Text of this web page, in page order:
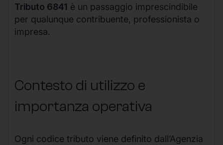
Tributo 6841 è un passaggio imprescindibile
per qualunque contribuente, professionista o
impresa.
Contesto di utilizzo e
importanza operativa
Ogni codice tributo viene definito dall’Agenzia